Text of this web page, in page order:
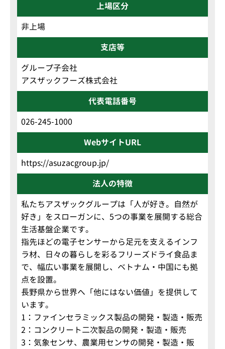
上場区分
非上場
支店等
グループ子会社
アスザックフーズ株式会社
代表電話番号
026-245-1000
WebサイトURL
https://asuzacgroup.jp/
法人の特徴
私たちアスザックグループは「人が好き。自然が
好き」をスローガンに、5つの事業を展開する総合
生活基盤企業です。
指先ほどの電子センサーから足元を支えるインフ
ラ材、日々の暮らしを彩るフリーズドライ食品ま
で、幅広い事業を展開し、ベトナム・中国にも拠
点を設置。
長野県から世界へ「他にはない価値」を提供して
います。
1：ファインセラミックス製品の開発・製造・販売
2：コンクリート二次製品の開発・製造・販売
3：気象センサ、農業用センサの開発・製造・販